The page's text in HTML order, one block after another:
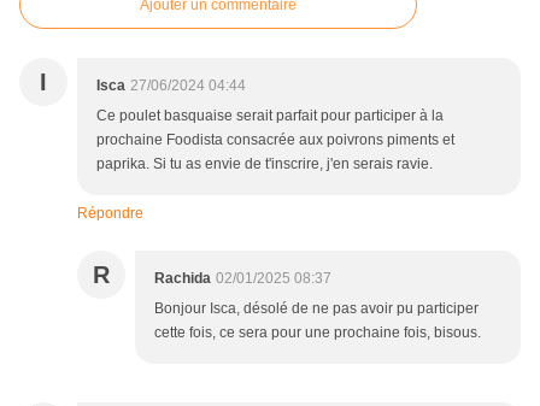
Ajouter un commentaire
I Isca 27/06/2024 04:44
Ce poulet basquaise serait parfait pour participer à la
prochaine Foodista consacrée aux poivrons piments et
paprika. Si tu as envie de t'inscrire, j'en serais ravie.
Répondre
R Rachida 02/01/2025 08:37
Bonjour Isca, désolé de ne pas avoir pu participer
cette fois, ce sera pour une prochaine fois, bisous.